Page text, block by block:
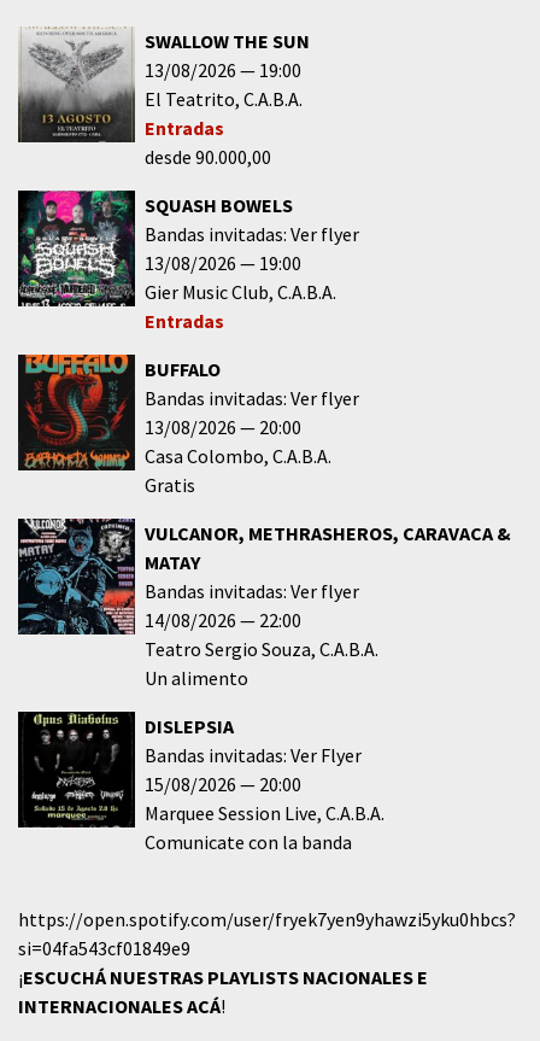
SWALLOW THE SUN
13/08/2026
19:00
El Teatrito C.A.B.A.
Entradas
desde 90.000,00
SQUASH BOWELS
Bandas invitadas: Ver flyer
13/08/2026
19:00
Gier Music Club C.A.B.A.
Entradas
BUFFALO
Bandas invitadas: Ver flyer
13/08/2026
20:00
Casa Colombo C.A.B.A.
Gratis
VULCANOR, METHRASHEROS, CARAVACA &
MATAY
Bandas invitadas: Ver flyer
14/08/2026
22:00
Teatro Sergio Souza C.A.B.A.
Un alimento
DISLEPSIA
Bandas invitadas: Ver Flyer
15/08/2026
20:00
Marquee Session Live C.A.B.A.
Comunicate con la banda
https://open.spotify.com/user/fryek7yen9yhawzi5yku0hbcs?
si=04fa543cf01849e9
¡ESCUCHÁ NUESTRAS PLAYLISTS NACIONALES E
INTERNACIONALESACÁ!